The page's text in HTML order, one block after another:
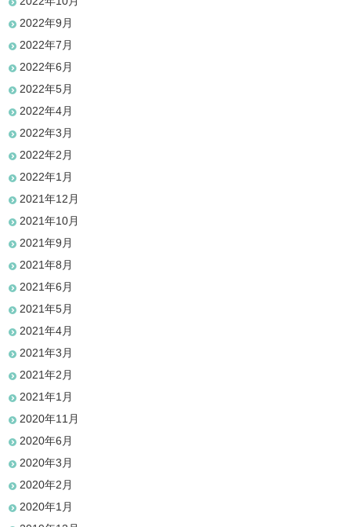
2022年9月
2022年7月
2022年6月
2022年5月
2022年4月
2022年3月
2022年2月
2022年1月
2021年12月
2021年10月
2021年9月
2021年8月
2021年6月
2021年5月
2021年4月
2021年3月
2021年2月
2021年1月
2020年11月
2020年6月
2020年3月
2020年2月
2020年1月